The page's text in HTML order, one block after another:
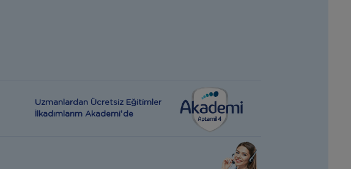
Uzmanlardan Ücretsiz Eğitimler
İlkadımlarım Akademi’de